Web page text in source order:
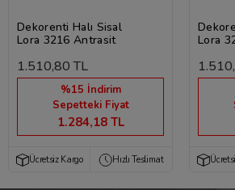
Dekorenti Halı Sisal
Lora 3216 Antrasit
1.510,80 TL
%15 İndirim
Sepetteki Fiyat
1.284,18 TL
Ücretsiz Kargo Hızlı Teslimat
Lora